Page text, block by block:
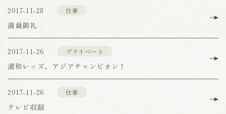
2017-11-28 仕事
満員御礼
2017-11-26 プライベート
浦和レッズ、アジアチャンピオン！
2017-11-26 仕事
テレビ収録